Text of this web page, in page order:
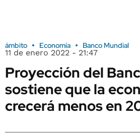
ámbito Economía Banco Mundial
11 de enero 2022 - 21:47
Proyección del
sostiene que la
crecerá menos en